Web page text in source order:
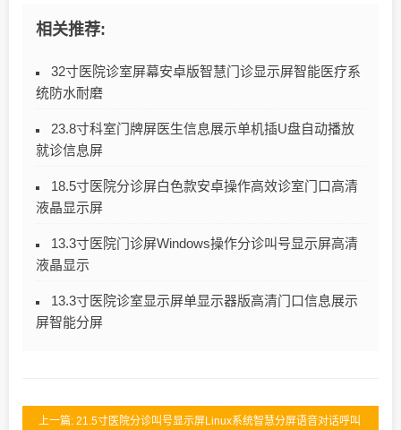
相关推荐:
32寸医院诊室屏幕安卓版智慧门诊显示屏智能医疗系
统防水耐磨
23.8寸科室门牌屏医生信息展示单机插U盘自动播放
就诊信息屏
18.5寸医院分诊屏白色款安卓操作高效诊室门口高清
液晶显示屏
13.3寸医院门诊屏Windows操作分诊叫号显示屏高清
液晶显示
13.3寸医院诊室显示屏单显示器版高清门口信息展示
屏智能分屏
上一篇: 21.5寸医院分诊叫号显示屏Linux系统智慧分屏语音对话呼叫